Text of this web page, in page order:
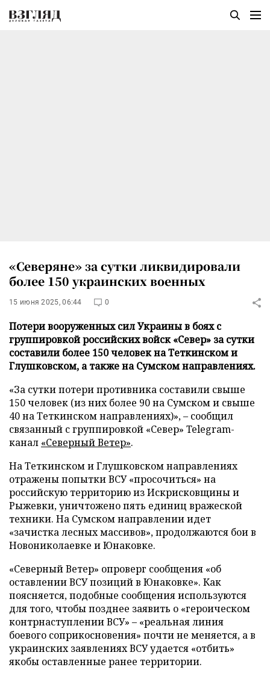
«Северяне» за сутки ликвидировали
более 150 украинских военных
15 июня 2025, 06:44 0
Потери вооруженных сил Украины в боях с
группировкой российских войск «Север» за сутки
составили более 150 человек на Теткинском и
Глушковском, а также на Сумском направлениях.
«За сутки потери противника составили свыше
150 человек (из них более 90 на Сумском и свыше
40 на Теткинском направлениях)», – сообщил
связанный с группировкой «Север» Telegram-
канал «Северный Ветер».
На Теткинском и Глушковском направлениях
отражены попытки ВСУ «просочиться» на
российскую территорию из Искрисковщины и
Рыжевки, уничтожено пять единиц вражеской
техники. На Сумском направлении идет
«зачистка лесных массивов», продолжаются бои в
Новониколаевке и Юнаковке.
«Северный Ветер» опроверг сообщения «об
оставлении ВСУ позиций в Юнаковке». Как
поясняется, подобные сообщения используются
для того, чтобы позднее заявить о «героическом
контрнаступлении ВСУ» – «реальная линия
боевого соприкосновения» почти не меняется, а в
украинских заявлениях ВСУ удается «отбить»
якобы оставленные ранее территории.